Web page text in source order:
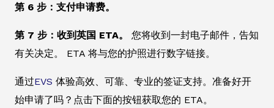
第 6 步：支付申请费。
第 7 步：收到英国 ETA。
您将收到一封电子邮件，告知
有关决定。 ETA 将与您的护照进行数字链接。
通过EVS 体验高效、可靠、专业的签证支持。准备好开
始申请了吗？点击下面的按钮获取您的 ETA。